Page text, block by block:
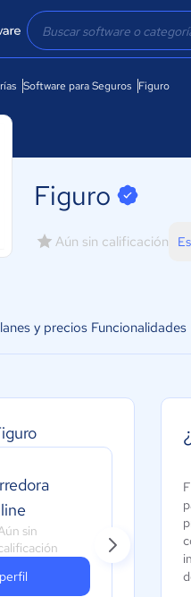
Software para Seguros Figuro
Figuro
Aún sin calificación
y precios Funcionalidades
sin